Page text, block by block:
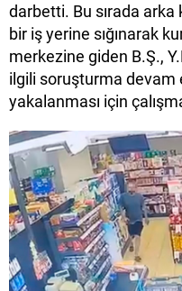
darbetti. Bu sırada arka
bir iş yerine sığınarak
merkezine giden B.Ş.,
ilgili soruşturma devam
yakalanması için